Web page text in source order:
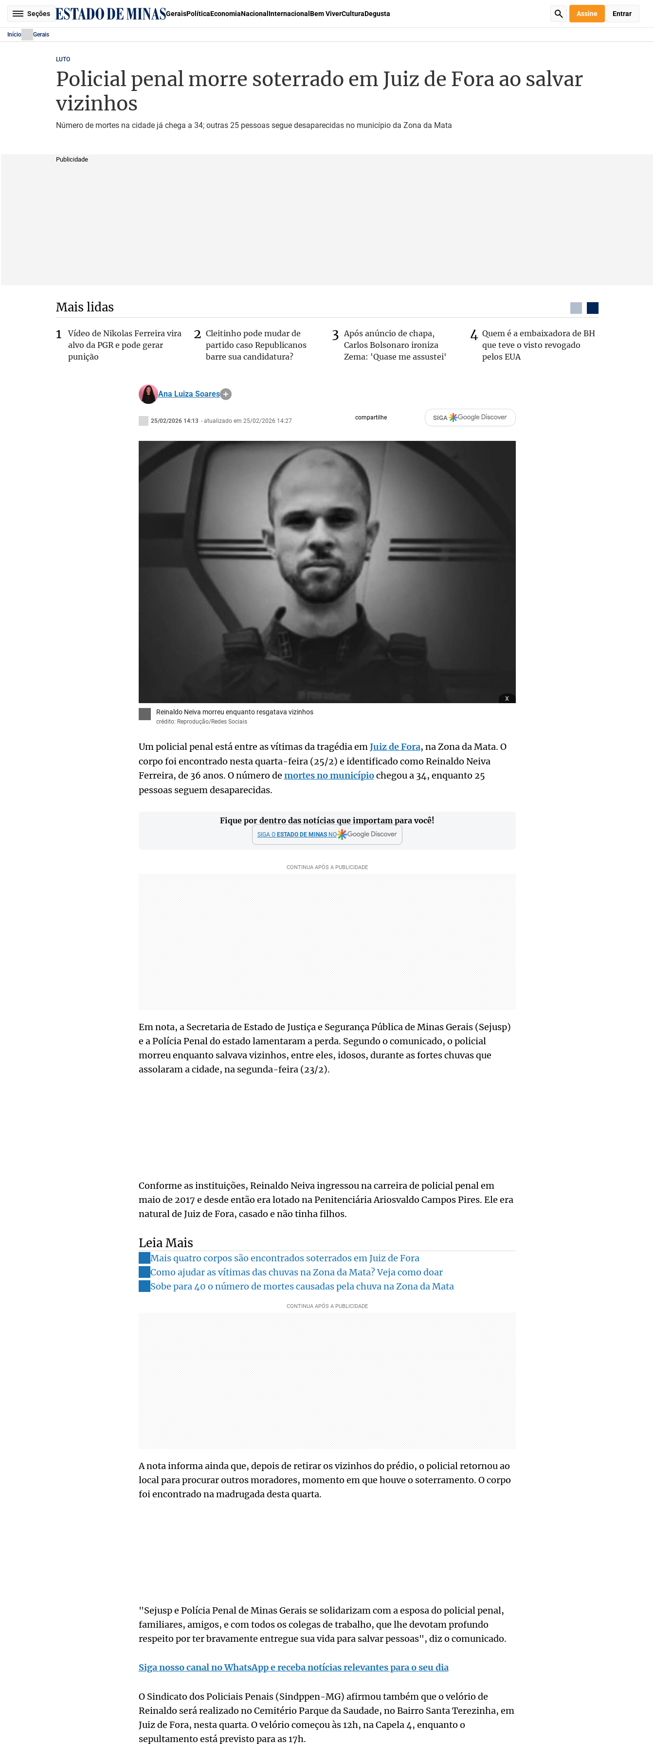
Seções GeraisPolíticaEconomiaNacional Internacional Bem ViverCulturaDegusta Assine Entrar
Início Gerais
LUTO
Policial penal morre soterrado em Juiz de Fora ao salvar
vizinhos
Número de mortes na cidade já chega a 34; outras 25 pessoas segue desaparecidas no município da Zona da Mata
Publicidade
Mais lidas
Vídeo de Nikolas Ferreira vira
alvo da PGR e pode gerar
punição
Cleitinho pode mudar de
partido caso Republicanos
barre sua candidatura?
Após anúncio de chapa,
Carlos Bolsonaro ironiza
Zema: 'Quase me assustei'
Quem é a embaixadora de BH
que teve o visto revogado
pelos EUA
Ana Luiza Soares
25/02/2026 14:13 - atualizado em 25/02/2026 14:27 compartilhe SIGA
x
Reinaldo Neiva morreu enquanto resgatava vizinhos
crédito: Reprodução/Redes Sociais
Um policial penal está entre as vítimas da tragédia emJuiz de Fora, na Zona da Mata. O
corpo foi encontrado nesta quarta-feira (25/2) e identificado como Reinaldo Neiva
Ferreira, de 36 anos. O número de mortes no municípiochegou a 34, enquanto 25
pessoas seguem desaparecidas.
Fique por dentro das notícias que importam para você!
SIGA O ESTADO DE MINASNO
Em nota, a Secretaria de Estado de Justiça e Segurança Pública de Minas Gerais (Sejusp)
e a Polícia Penal do estado lamentaram a perda. Segundo o comunicado, o policial
morreu enquanto salvava vizinhos, entre eles, idosos, durante as fortes chuvas que
assolaram a cidade, na segunda-feira (23/2).
Conforme as instituições, Reinaldo Neiva ingressou na carreira de policial penal em
maio de 2017 e desde então era lotado na Penitenciária Ariosvaldo Campos Pires. Ele era
natural de Juiz de Fora, casado e não tinha filhos.
Leia Mais
Mais quatro corpos são encontrados soterrados em Juiz de Fora
Como ajudar as vítimas das chuvas na Zona da Mata? Veja como doar
Sobe para 40 o número de mortes causadas pela chuva na Zona da Mata
A nota informa ainda que, depois de retirar os vizinhos do prédio, o policial retornou ao
local para procurar outros moradores, momento em que houve o soterramento. O corpo
foi encontrado na madrugada desta quarta.
"Sejusp e Polícia Penal de Minas Gerais se solidarizam com a esposa do policial penal,
familiares, amigos, e com todos os colegas de trabalho, que lhe devotam profundo
respeito por ter bravamente entregue sua vida para salvar pessoas", diz o comunicado.
Siga nosso canal no WhatsApp e receba notícias relevantes para o seu dia
O Sindicato dos Policiais Penais (Sindppen-MG) afirmou também que o velório de
Reinaldo será realizado no Cemitério Parque da Saudade, no Bairro Santa Terezinha, em
Juiz de Fora, nesta quarta. O velório começou às 12h, na Capela 4, enquanto o
sepultamento está previsto para as 17h.